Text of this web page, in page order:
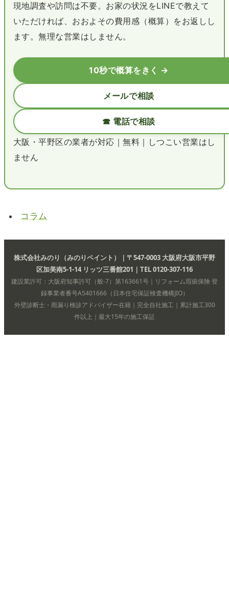
現地調査や訪問は不要。お家の状況をLINEで教えて
いただければ、おおよその費用感（概算）をお返しし
ます。無理な営業はしません。
10秒で概算をきく →
メールで相談
☎ 電話で相談
大阪・平野区の業者が対応｜無料｜しつこい営業はし
ません
コラム
株式会社みのり（みのりペイント）｜〒547-0003 大阪府大阪市平野
区加美南5-1-14 リッツ三番館201｜TEL 0120-307-116
建設業許可：大阪府知事許可（般-7）第163661号｜リフォーム瑕疵保険 登
録事業者番号A5401666（日本住宅保証検査機構JIO）
外壁診断士・雨漏り検診アドバイザー在籍｜完全自社施工｜累計施工300
件以上｜最大15年の施工保証